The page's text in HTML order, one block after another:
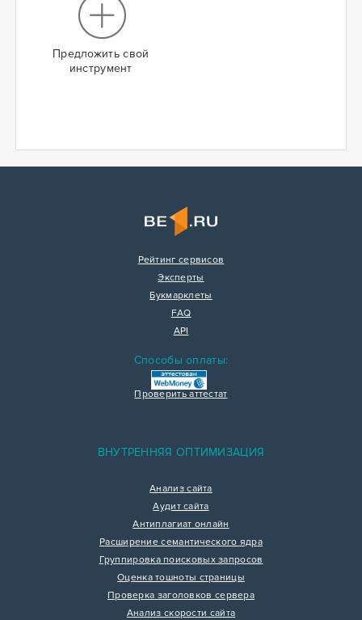
Предложить свой
инструмент
Рейтинг сервисов
Эксперты
Букмарклеты
FAQ
API
Способы оплаты:
Проверить аттестат
ВНУТРЕННЯЯ ОПТИМИЗАЦИЯ
Анализ сайта
Аудит сайта
Антиплагиат онлайн
Расширение семантического ядра
Группировка поисковых запросов
Оценка тошноты страницы
Проверка заголовков сервера
Анализ скорости сайта